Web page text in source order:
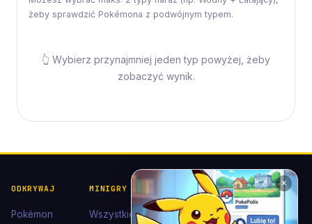
żeby sprawdzić Pokémona z podwójnym typem.
👆 Wybierz przynajmniej jeden typ powyżej, żeby
zobaczyć wynik.
ODKRYWAJ
Pokémon
MINIGRY
Wszystkie
POKÉDEX I
KOLEKCJE
POMOC I
KONTAKT
✕